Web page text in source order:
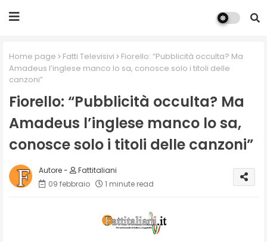
Home page Fatti Televisivi
Fiorello: “Pubblicità occulta? Ma
Amadeus l’inglese manco lo sa, conosce solo i titoli delle
canzoni”
Fiorello: “Pubblicità occulta? Ma
Amadeus l’inglese manco lo sa,
conosce solo i titoli delle canzoni”
Fattitaliani
09 febbraio
1 minute read